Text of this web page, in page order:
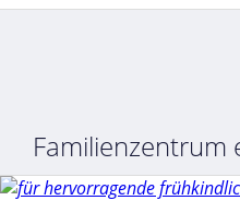
Familienzentrum